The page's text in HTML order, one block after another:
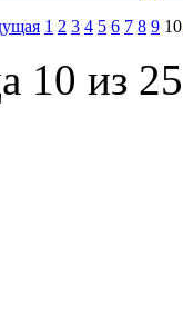
1 2 3 4 5 6 7 8 9 10
10 из 25